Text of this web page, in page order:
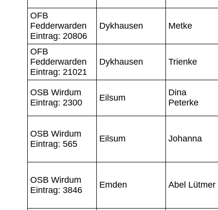
OFB
Fedderwarden
Eintrag: 20806
Dykhausen Metke
OFB
Fedderwarden
Eintrag: 21021
Dykhausen Trienke
OSB Wirdum
Eintrag: 2300
Eilsum
Dina
Peterke
OSB Wirdum
Eintrag: 565
Eilsum Johanna
OSB Wirdum
Eintrag: 3846
Emden Abel Lütmer